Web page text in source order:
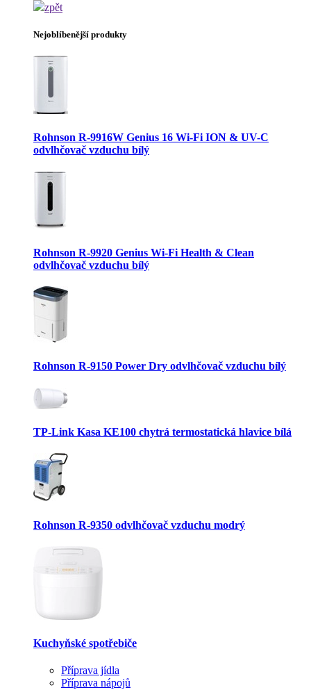
zpět
Nejoblíbenější produkty
Rohnson R-9916W Genius 16 Wi-Fi ION & UV-C
odvlhčovač vzduchu bílý
Rohnson R-9920 Genius Wi-Fi Health & Clean
odvlhčovač vzduchu bílý
Rohnson R-9150 Power Dry odvlhčovač vzduchu bílý
TP-Link Kasa KE100 chytrá termostatická hlavice bílá
Rohnson R-9350 odvlhčovač vzduchu modrý
Kuchyňské spotřebiče
Příprava jídla
Příprava nápojů